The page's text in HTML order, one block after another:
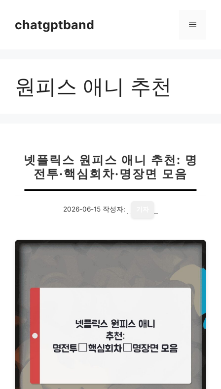
chatgptband 메
원피스 애니 추천
넷플릭스 원피스 애니 추천: 명
전투·핵심회차·명장면 모음
2026-06-15 작성자: